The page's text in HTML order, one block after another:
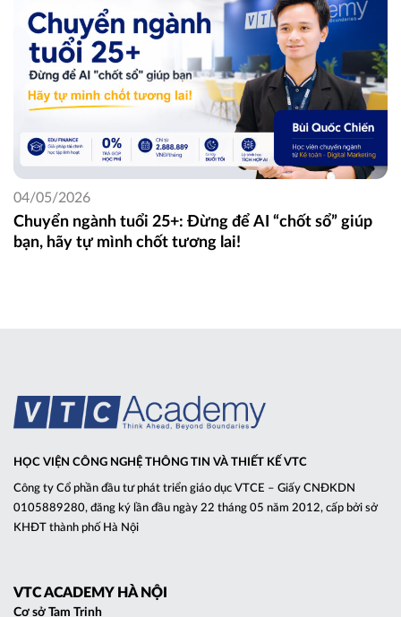
Chuyển ngành tuổi 25+: Đừng để AI “chốt sổ” giúp
bạn, hãy tự mình chốt tương lai!
04/05/2026
HỌC VIỆN CÔNG NGHỆ THÔNG TIN VÀ THIẾT KẾ VTC
Công ty Cổ phần đầu tư phát triển giáo dục VTCE – Giấy CNĐKDN
0105889280, đăng ký lần đầu ngày 22 tháng 05 năm 2012, cấp bởi sở
KHĐT thành phố Hà Nội
VTC ACADEMY HÀ NỘI
Cơ sở Tam Trinh